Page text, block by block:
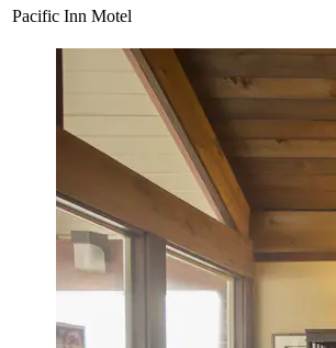
Pacific Inn Motel